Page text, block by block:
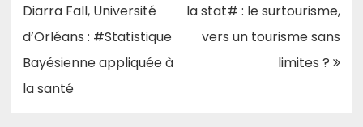
de
l’article
Diarra Fall, Université
d’Orléans : #Statistique
Bayésienne appliquée à
la santé
la stat# : le surtourisme,
vers un tourisme sans
limites ?